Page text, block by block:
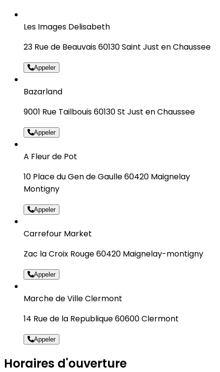
Les Images Delisabeth
23 Rue de Beauvais 60130 Saint Just en Chaussee
Appeler
Bazarland
9001 Rue Tailbouis 60130 St Just en Chaussee
Appeler
A Fleur de Pot
10 Place du Gen de Gaulle 60420 Maignelay
Montigny
Appeler
Carrefour Market
Zac la Croix Rouge 60420 Maignelay-montigny
Appeler
Marche de Ville Clermont
14 Rue de la Republique 60600 Clermont
Appeler
Horaires d'ouverture